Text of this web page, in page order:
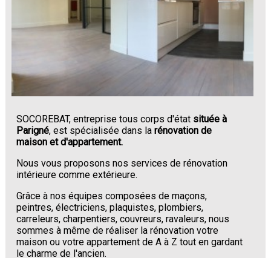
SOCOREBAT, entreprise tous corps d'état située à
Parigné, est spécialisée dans larénovation de
maison et d'appartement.
Nous vous proposons nos services de rénovation
intérieure comme extérieure.
Grâce à nos équipes composées de maçons,
peintres, électriciens, plaquistes, plombiers,
carreleurs, charpentiers, couvreurs, ravaleurs, nous
sommes à même de réaliser la rénovation votre
maison ou votre appartement de A à Z tout en gardant
le charme de l'ancien.